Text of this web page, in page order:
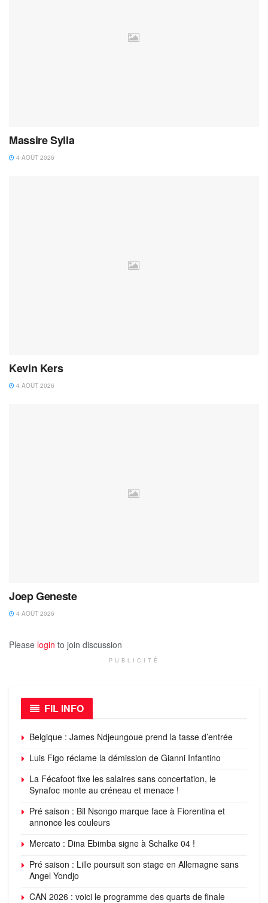
Massire Sylla
4 AOÛT 2026
Kevin Kers
4 AOÛT 2026
Joep Geneste
4 AOÛT 2026
Please login to join discussion
PUBLICITÉ
FIL INFO
Belgique : James Ndjeungoue prend la tasse d’entrée
Luis Figo réclame la démission de Gianni Infantino
La Fécafoot fixe les salaires sans concertation, le
Synafoc monte au créneau et menace !
Pré saison : Bil Nsongo marque face à Fiorentina et
annonce les couleurs
Mercato : Dina Ebimba signe à Schalke 04 !
Pré saison : Lille poursuit son stage en Allemagne sans
Angel Yondjo
CAN 2026 : voici le programme des quarts de finale